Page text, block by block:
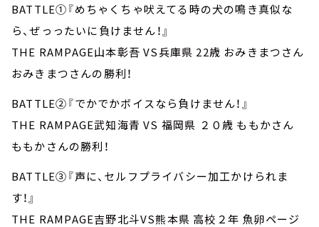
BATTLE①『めちゃくちゃ吠えてる時の犬の鳴き真似な
ら、ぜっったいに負けません！』
THE RAMPAGE山本彰吾 VS兵庫県 22歳 おみきまつさん
おみきまつさんの勝利！
BATTLE②『でかでかボイスなら負けません！』
THE RAMPAGE武知海青 VS 福岡県 ２０歳 ももかさん
ももかさんの勝利！
BATTLE③『声に、セルフプライバシー加工かけられま
す！』
THE RAMPAGE吉野北斗VS熊本県 高校２年 魚卵ページ